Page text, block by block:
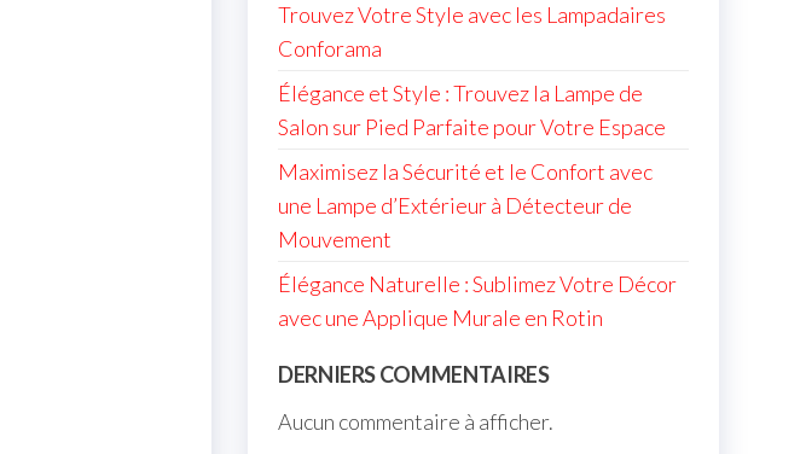
Trouvez Votre Style avec les Lampadaires
Conforama
Élégance et Style : Trouvez la Lampe de
Salon sur Pied Parfaite pour Votre Espace
Maximisez la Sécurité et le Confort avec
une Lampe d’Extérieur à Détecteur de
Mouvement
Élégance Naturelle : Sublimez Votre Décor
avec une Applique Murale en Rotin
DERNIERS COMMENTAIRES
Aucun commentaire à afficher.